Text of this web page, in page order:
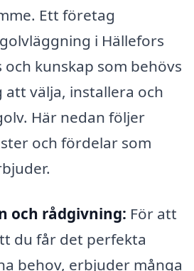
Ett företag
i Hällefors
kunskap som behövs
välja, installera och
Här nedan följer
och fördelar som
och rådgivning: För att
du får det perfekta
behov, erbjuder många